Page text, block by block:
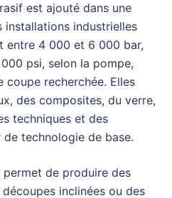
est ajouté dans une
installations industrielles
entre 4 000 et 6 000 bar,
psi, selon la pompe,
coupe recherchée. Elles
des composites, du verre,
techniques et des
technologie de base.
permet de produire des
inclinées ou des